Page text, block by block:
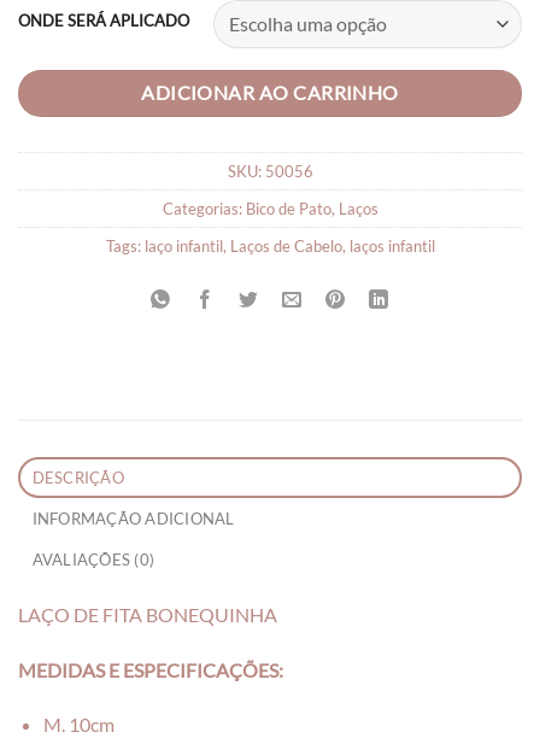
ONDE SERÁ APLICADO
ADICIONAR AO CARRINHO
SKU: 50056
Categorias: Bico de Pato, Laços
Tags: laço infantil, Laços de Cabelo, laços infantil
DESCRIÇÃO
INFORMAÇÃO ADICIONAL
AVALIAÇÕES (0)
LAÇO DE FITA BONEQUINHA
MEDIDAS E ESPECIFICAÇÕES:
M. 10cm